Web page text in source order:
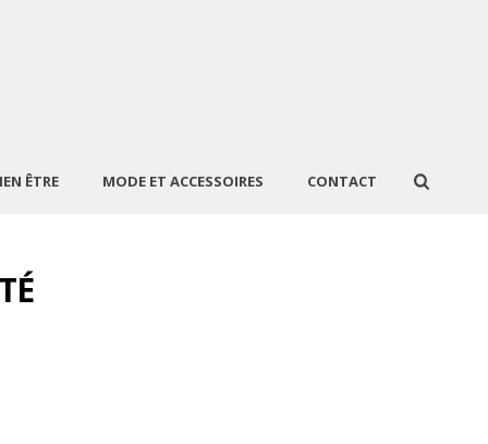
ÊTRE MODE ET ACCESSOIRES CONTACT